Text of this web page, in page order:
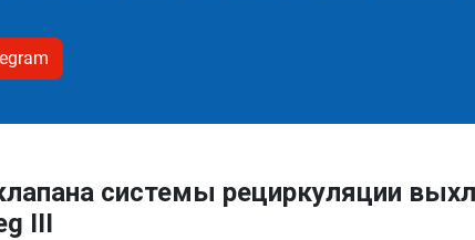
системы рециркуляции
III